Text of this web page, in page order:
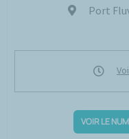
Port
VOIR LE